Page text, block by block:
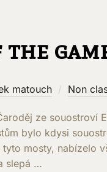
the
matouch Non
ze souostroví
bylo kdysi
mosty, nabízelo
slepá …